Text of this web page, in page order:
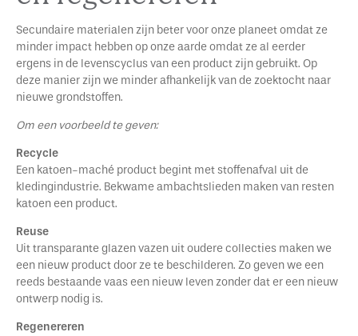
Secundaire materialen zijn beter voor onze planeet omdat ze
minder impact hebben op onze aarde omdat ze al eerder
ergens in de levenscyclus van een product zijn gebruikt. Op
deze manier zijn we minder afhankelijk van de zoektocht naar
nieuwe grondstoffen.
Om een voorbeeld te geven:
Recycle
Een katoen-maché product begint met stoffenafval uit de
kledingindustrie. Bekwame ambachtslieden maken van resten
katoen een product.
Reuse
Uit transparante glazen vazen uit oudere collecties maken we
een nieuw product door ze te beschilderen. Zo geven we een
reeds bestaande vaas een nieuw leven zonder dat er een nieuw
ontwerp nodig is.
Regenereren